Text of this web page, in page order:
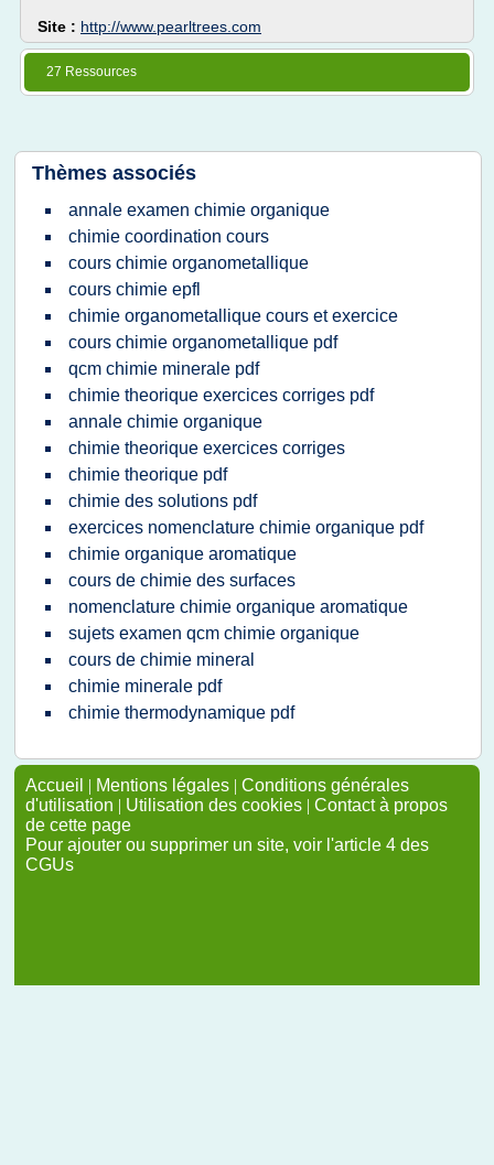
Site : http://www.pearltrees.com
27 Ressources
Thèmes associés
annale examen chimie organique
chimie coordination cours
cours chimie organometallique
cours chimie epfl
chimie organometallique cours et exercice
cours chimie organometallique pdf
qcm chimie minerale pdf
chimie theorique exercices corriges pdf
annale chimie organique
chimie theorique exercices corriges
chimie theorique pdf
chimie des solutions pdf
exercices nomenclature chimie organique pdf
chimie organique aromatique
cours de chimie des surfaces
nomenclature chimie organique aromatique
sujets examen qcm chimie organique
cours de chimie mineral
chimie minerale pdf
chimie thermodynamique pdf
Accueil | Mentions légales | Conditions générales
d'utilisation | Utilisation des cookies | Contact à propos
de cette page
Pour ajouter ou supprimer un site, voir l'article 4 des
CGUs